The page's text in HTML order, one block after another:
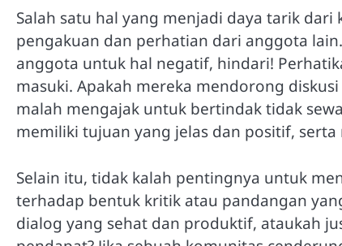
Salah satu hal yang menjadi daya tarik
pengakuan dan perhatian dari anggota
anggota untuk hal negatif, hindari!
masuki. Apakah mereka mendorong
malah mengajak untuk bertindak tidak
memiliki tujuan yang jelas dan positif,
Selain itu, tidak kalah pentingnya untuk
terhadap bentuk kritik atau pandangan
dialog yang sehat dan produktif, ataukah